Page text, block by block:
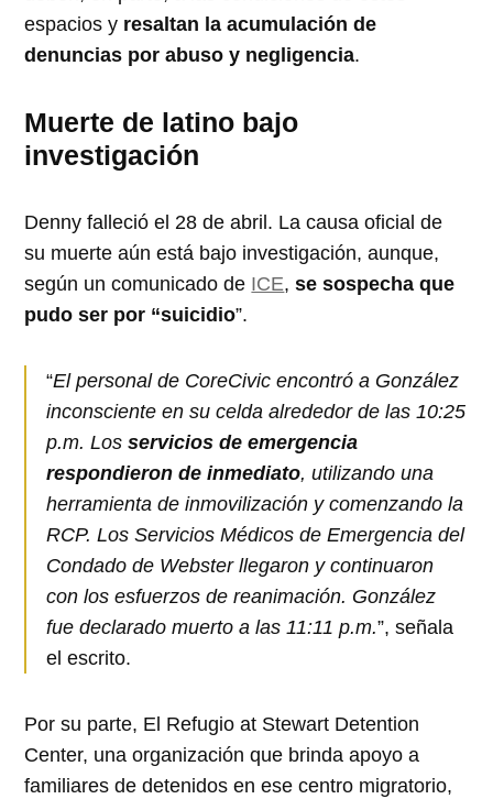
espacios y resaltan la acumulación de
denuncias por abuso y negligencia.
Muerte de latino bajo
investigación
Denny falleció el 28 de abril. La causa oficial de
su muerte aún está bajo investigación, aunque,
según un comunicado de ICE,se sospecha que
pudo ser por “suicidio”.
“El personal de CoreCivic encontró a González
inconsciente en su celda alrededor de las 10:25
p.m. Losservicios de emergencia
respondieron de inmediato, utilizando una
herramienta de inmovilización y comenzando la
RCP. Los Servicios Médicos de Emergencia del
Condado de Webster llegaron y continuaron
con los esfuerzos de reanimación. González
fue declarado muerto a las 11:11 p.m.”, señala
el escrito.
Por su parte, El Refugio at Stewart Detention
Center, una organización que brinda apoyo a
familiares de detenidos en ese centro migratorio,